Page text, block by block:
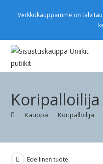
Verkkokauppamme on
Koripalloilija
Kauppa Koripalloilija
Edellinen tuote